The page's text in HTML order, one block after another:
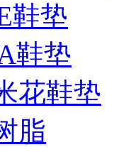
鞋垫
鞋垫
花鞋垫
脂